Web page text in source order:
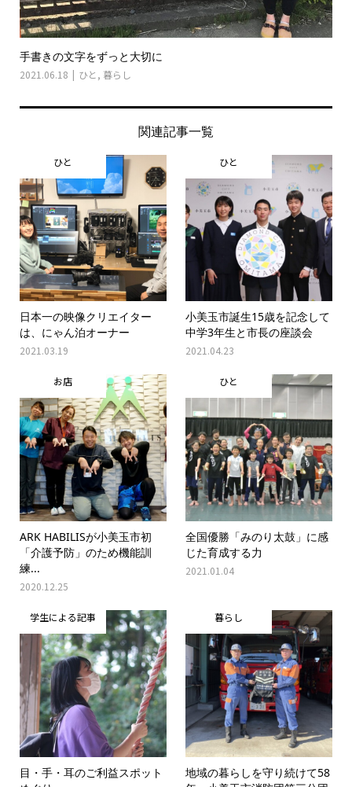
手書きの文字をずっと大切に
2021.06.18 ひと , 暮らし
関連記事一覧
ひと
日本一の映像クリエイター
は、にゃん泊オーナー
2021.03.19
ひと
小美玉市誕生15歳を記念して
中学3年生と市長の座談会
2021.04.23
お店
ARK HABILISが小美玉市初
「介護予防」のため機能訓
練...
2020.12.25
ひと
全国優勝「みのり太鼓」に感
じた育成する力
2021.01.04
学生による記事
目・手・耳のご利益スポット
暮らし
地域の暮らしを守り続けて58